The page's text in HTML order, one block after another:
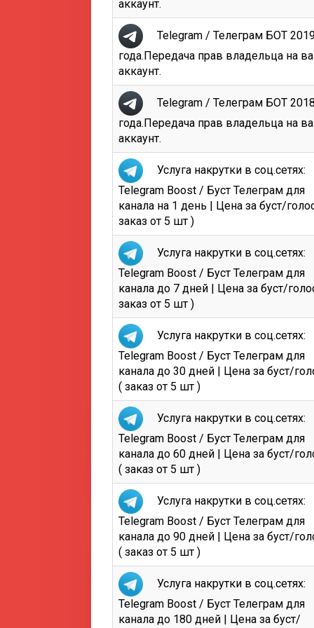
аккаунт.
Telegram / Телеграм БОТ
года.Передача прав владельца на
аккаунт.
Telegram / Телеграм БОТ
года.Передача прав владельца на
аккаунт.
Услуга накрутки в соц.сетях:
Telegram Boost / Буст Телеграм для
канала на 1 день | Цена за буст/
заказ от 5 шт )
Услуга накрутки в соц.сетях:
Telegram Boost / Буст Телеграм для
канала до 7 дней | Цена за буст/
заказ от 5 шт )
Услуга накрутки в соц.сетях:
Telegram Boost / Буст Телеграм для
канала до 30 дней | Цена за буст/
( заказ от 5 шт )
Услуга накрутки в соц.сетях:
Telegram Boost / Буст Телеграм для
канала до 60 дней | Цена за буст/
( заказ от 5 шт )
Услуга накрутки в соц.сетях:
Telegram Boost / Буст Телеграм для
канала до 90 дней | Цена за буст/
( заказ от 5 шт )
Услуга накрутки в соц.сетях:
Telegram Boost / Буст Телеграм для
канала до 180 дней | Цена за буст/